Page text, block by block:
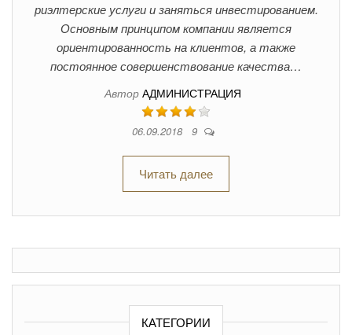
риэлтерские услуги и заняться инвестированием.
Основным принципом компании является
ориентированность на клиентов, а также
постоянное совершенствование качества…
Автор АДМИНИСТРАЦИЯ
06.09.2018 9
Читать далее
КАТЕГОРИИ